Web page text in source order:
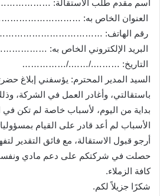
اسم مقدم طلب الاستقالة:
العنوان الخاص به:
رقم الهاتف:
البريد الإلكتروني الخاص به:
التاريخ: ………./……./……………
السيد المدير المحترم: يؤسفني إبلاغ
باستقالتي، وأغادر العمل في الشركة،
بداية من اليوم، لأسباب خاصة لم تكن في
الأسباب لم أعد قادر على القيام
أرجو قبول الاستقالة، مع فائق التقدير
حصلت في شركتكم على دعم مادي
كافة الزملاء.
شكرًا جزيلاً لكم.